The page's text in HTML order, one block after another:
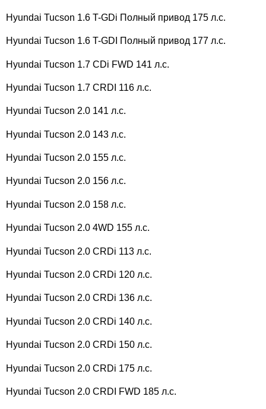
Hyundai Tucson 1.6 T-GDi Полный привод 175 л.с.
Hyundai Tucson 1.6 T-GDI Полный привод 177 л.с.
Hyundai Tucson 1.7 CDi FWD 141 л.с.
Hyundai Tucson 1.7 CRDI 116 л.с.
Hyundai Tucson 2.0 141 л.с.
Hyundai Tucson 2.0 143 л.с.
Hyundai Tucson 2.0 155 л.с.
Hyundai Tucson 2.0 156 л.с.
Hyundai Tucson 2.0 158 л.с.
Hyundai Tucson 2.0 4WD 155 л.с.
Hyundai Tucson 2.0 CRDi 113 л.с.
Hyundai Tucson 2.0 CRDi 120 л.с.
Hyundai Tucson 2.0 CRDi 136 л.с.
Hyundai Tucson 2.0 CRDi 140 л.с.
Hyundai Tucson 2.0 CRDi 150 л.с.
Hyundai Tucson 2.0 CRDi 175 л.с.
Hyundai Tucson 2.0 CRDI FWD 185 л.с.